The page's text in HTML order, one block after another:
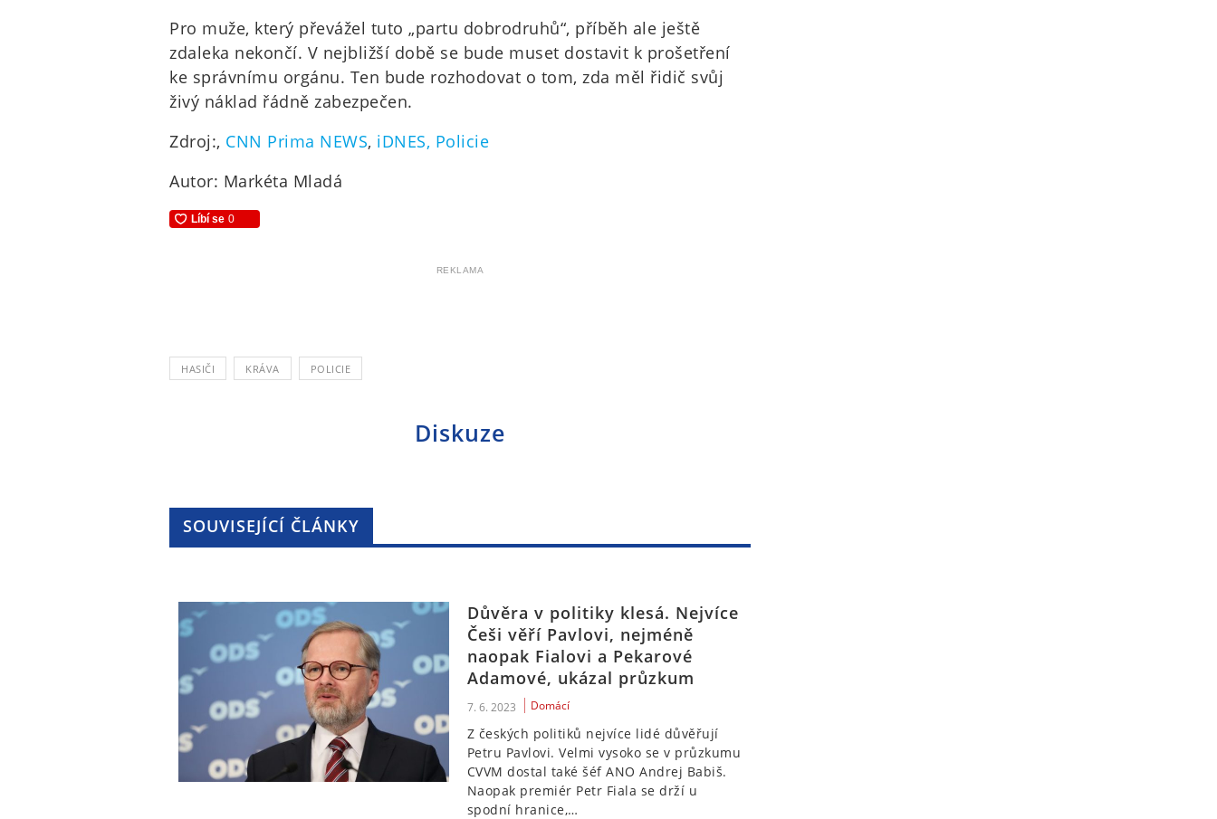
Pro muže, který převážel tuto „partu dobrodruhů“, příběh ale ještě
zdaleka nekončí. V nejbližší době se bude muset dostavit k prošetření
ke správnímu orgánu. Ten bude rozhodovat o tom, zda měl řidič svůj
živý náklad řádně zabezpečen.
Zdroj:, CNN Prima NEWS, iDNES, Policie
Autor: Markéta Mladá
REKLAMA
HASIČI KRÁVA POLICIE
Diskuze
SOUVISEJÍCÍ ČLÁNKY
Důvěra v politiky klesá. Nejvíce
Češi věří Pavlovi, nejméně
naopak Fialovi a Pekarové
Adamové, ukázal průzkum
7. 6. 2023 Domácí
Z českých politiků nejvíce lidé důvěřují
Petru Pavlovi. Velmi vysoko se v průzkumu
CVVM dostal také šéf ANO Andrej Babiš.
Naopak premiér Petr Fiala se drží u
spodní hranice,…